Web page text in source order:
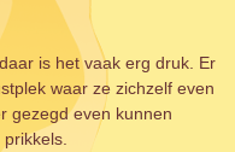
is het vaak erg druk. Er
waar ze zichzelf even
gezegd even kunnen